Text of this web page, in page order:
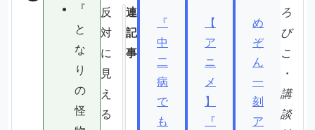
『
と
な
り
の
怪
反
対
に
見
え
る
公
式
連
記
事
『
中
二
病
で
も
【
ア
ニ
メ
】
『
め
ぞ
ん
一
刻
ア
ろ
び
こ
・
講
談